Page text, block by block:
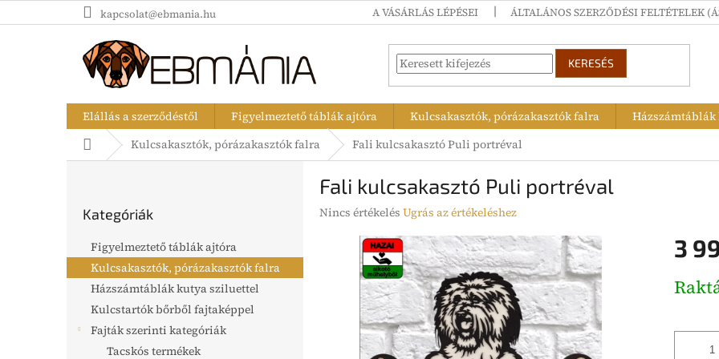
a
kapcsolat@ebmania.hu A VÁSÁRLÁS LÉPÉSEI ÁLTALÁNOS SZERZŐDÉSI FELTÉTELEK
KERESÉS
Elállás a szerződéstől Figyelmeztető táblák ajtóra Kulcsakasztók, pórázakasztók falra
KezdőlapKulcsakasztók, pórázakasztók falra Fali kulcsakasztó Puli portréval
s
ó
átugrása
Kategóriák
Figyelmeztető táblák ajtóra
Kulcsakasztók, pórázakasztók falra
Házszámtáblák kutya sziluettel
Kulcstartók bőrből fajtaképpel
Fajták szerinti kategóriák
Tacskós termékek
Fali kulcsakasztó Puli portréval
A
értékelése
Nincs értékelés Ugrás az értékeléshez
3